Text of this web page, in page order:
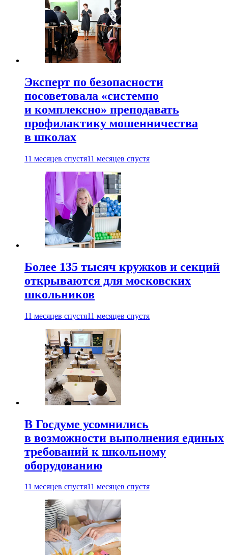
Эксперт по безопасности
посоветовала «системно
и комплексно» преподавать
профилактику мошенничества
в школах
11 месяцев спустя11 месяцев спустя
Более 135 тысяч кружков и секций
открываются для московских
школьников
11 месяцев спустя11 месяцев спустя
В Госдуме усомнились
в возможности выполнения единых
требований к школьному
оборудованию
11 месяцев спустя11 месяцев спустя